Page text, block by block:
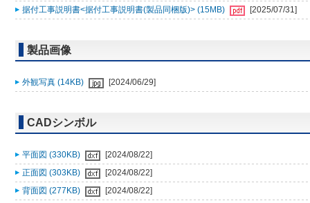
据付工事説明書<据付工事説明書(製品同梱版)> (15MB)
[2025/07/31]
製品画像
外観写真 (14KB) [2024/06/29]
CADシンボル
平面図 (330KB)
[2024/08/22]
正面図 (303KB)
[2024/08/22]
背面図 (277KB)
[2024/08/22]